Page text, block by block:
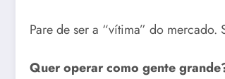
Pare de ser a “vítima” do
Quer operar como gente